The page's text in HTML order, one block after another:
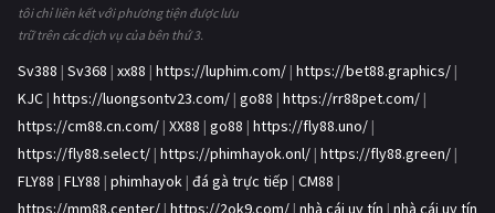
tôi chỉ liên kết với phương tiện được lưu
trữ trên các dịch vụ của bên thứ 3.
Sv388 | Sv368 | xx88 | https://luphim.com/ | https://bet88.graphics/ |
KJC | https://luongsontv23.com/ | go88 | https://rr88pet.com/ |
https://cm88.cn.com/ | XX88 | go88 | https://fly88.uno/ |
https://fly88.select/ | https://phimhayok.onl/ | https://fly88.green/ |
FLY88 | FLY88 | phimhayok | đá gà trực tiếp | CM88 |
https://mm88.center/ | https://2ok9.com/ | nhà cái uy tín | nhà cái uy tín